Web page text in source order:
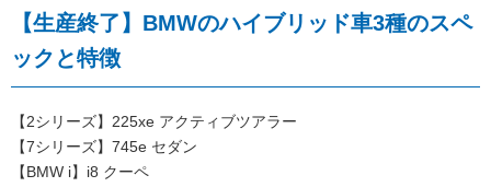
【生産終了】BMWのハイブリッド車3種のスペ
ックと特徴
【2シリーズ】225xe アクティブツアラー
【7シリーズ】745e セダン
【BMW i】i8 クーペ